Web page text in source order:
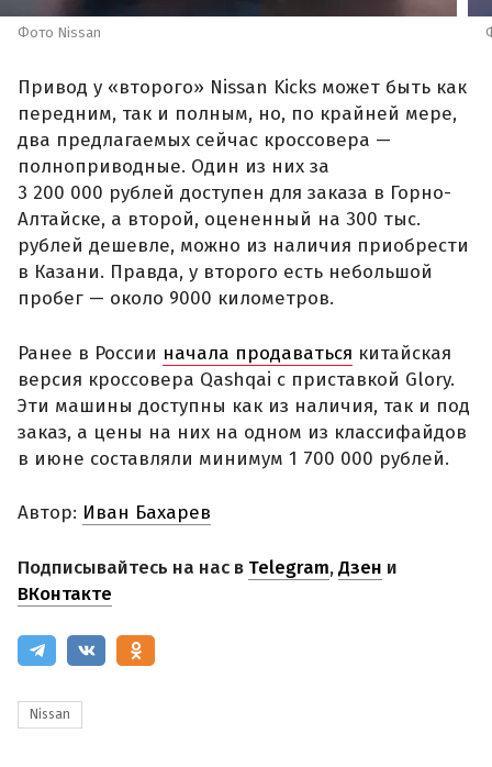
Фото Nissan
Привод у «второго» Nissan Kicks может быть как
передним, так и полным, но, по крайней мере,
два предлагаемых сейчас кроссовера —
полноприводные. Один из них за
3 200 000 рублей доступен для заказа в Горно-
Алтайске, а второй, оцененный на 300 тыс.
рублей дешевле, можно из наличия приобрести
в Казани. Правда, у второго есть небольшой
пробег — около 9000 километров.
Ранее в России начала продаваться китайская
версия кроссовера Qashqai с приставкой Glory.
Эти машины доступны как из наличия, так и под
заказ, а цены на них на одном из классифайдов
в июне составляли минимум 1 700 000 рублей.
Автор: Иван Бахарев
Подписывайтесь на нас в Telegram,Дзен и
ВКонтакте
Nissan